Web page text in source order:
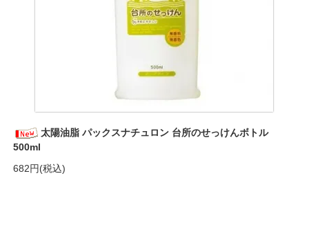
太陽油脂 パックスナチュロン 台所のせっけんボトル
500ml
682円(税込)